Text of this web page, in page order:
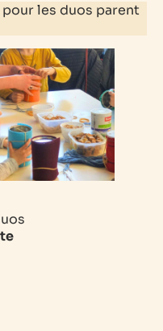
les duos parent